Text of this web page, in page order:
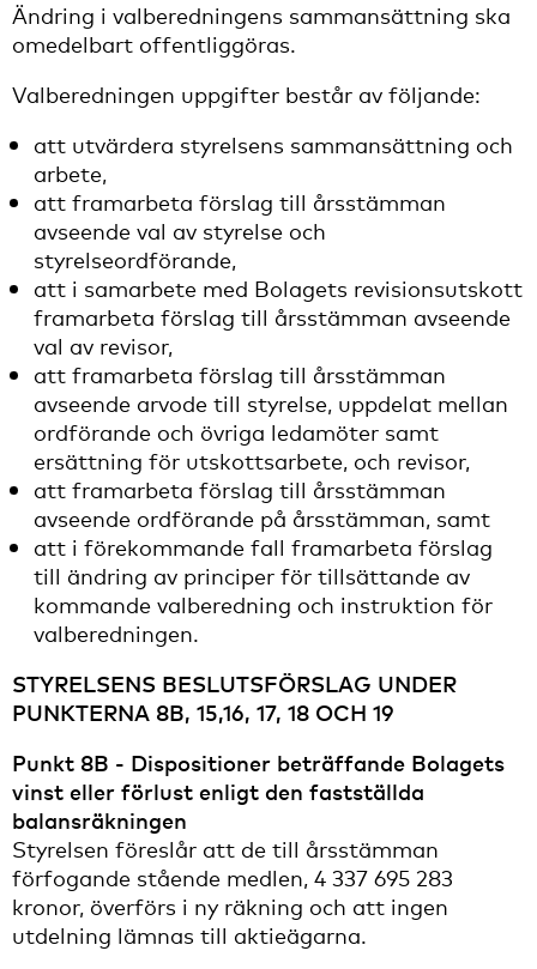
Ändring i valberedningens sammansättning ska
omedelbart offentliggöras.
Valberedningen uppgifter består av följande:
att utvärdera styrelsens sammansättning och
arbete,
att framarbeta förslag till årsstämman
avseende val av styrelse och
styrelseordförande,
att i samarbete med Bolagets revisionsutskott
framarbeta förslag till årsstämman avseende
val av revisor,
att framarbeta förslag till årsstämman
avseende arvode till styrelse, uppdelat mellan
ordförande och övriga ledamöter samt
ersättning för utskottsarbete, och revisor,
att framarbeta förslag till årsstämman
avseende ordförande på årsstämman, samt
att i förekommande fall framarbeta förslag
till ändring av principer för tillsättande av
kommande valberedning och instruktion för
valberedningen.
STYRELSENS BESLUTSFÖRSLAG UNDER
PUNKTERNA 8B, 15,16, 17, 18 OCH 19
Punkt 8B - Dispositioner beträffande Bolagets
vinst eller förlust enligt den fastställda
balansräkningen
Styrelsen föreslår att de till årsstämman
förfogande stående medlen, 4 337 695 283
kronor, överförs i ny räkning och att ingen
utdelning lämnas till aktieägarna.